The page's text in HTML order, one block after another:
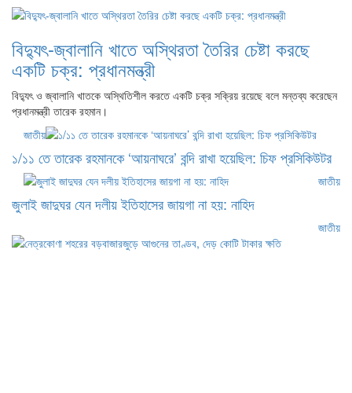
বিদ্যুৎ-জ্বালানি খাতে অস্থিরতা তৈরির চেষ্টা করছে
একটি চক্র: প্রধানমন্ত্রী
বিদ্যুৎ ও জ্বালানি খাতকে অস্থিতিশীল করতে একটি চক্র সক্রিয় রয়েছে বলে মন্তব্য করেছেন
প্রধানমন্ত্রী তারেক রহমান।
জাতীয়
১/১১ তে তারেক রহমানকে ‘আয়নাঘরে’ বন্দি রাখা হয়েছিল: চিফ প্রসিকিউটর
জাতীয়
জুলাই জাদুঘর যেন দলীয় ইতিহাসের জায়গা না হয়: নাহিদ
জাতীয়